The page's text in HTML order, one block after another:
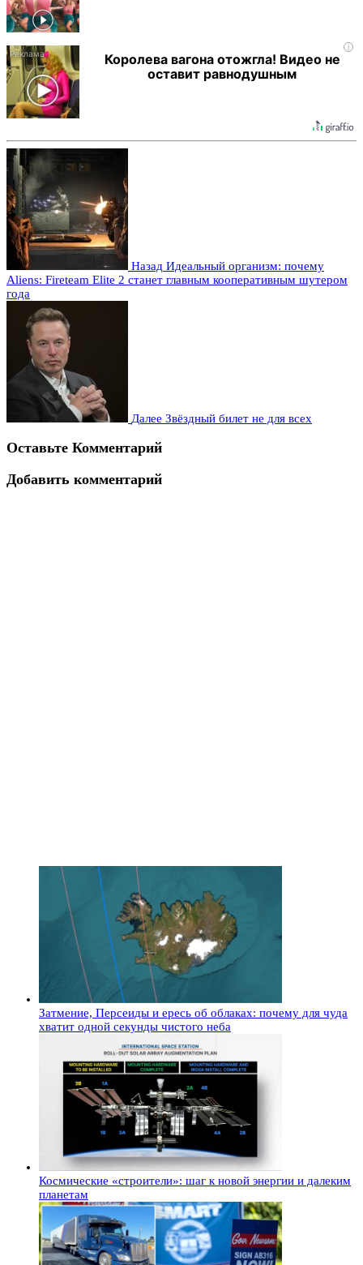
i
Королева вагона отожгла! Видео не
оставит равнодушным
Назад Идеальный организм: почему
Aliens: Fireteam Elite 2 станет главным кооперативным шутером
года
Далее Звёздный билет не для всех
Оставьте Комментарий
Добавить комментарий
Затмение, Персеиды и ересь об облаках: почему для чуда
хватит одной секунды чистого неба
Космические «строители»: шаг к новой энергии и далеким
планетам